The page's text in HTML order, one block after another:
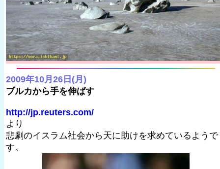
2009年10月26日(月)
ブルカから手を伸ばす
http://jp.reuters.com/
より
悲劇のイスラム社会から天に助けを求めているようで
す。